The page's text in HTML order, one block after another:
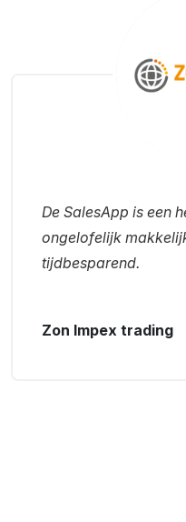
De SalesApp is een
ongelofelijk
tijdbesparend.
Zon Impex trading